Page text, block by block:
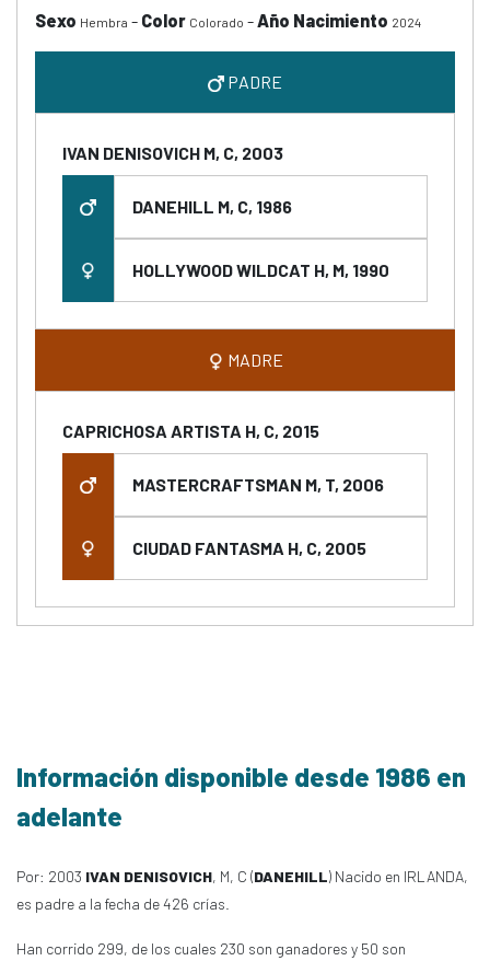
Sexo Hembra - Color Colorado -Año Nacimiento 2024
PADRE
IVAN DENISOVICH M, C, 2003
DANEHILL M, C, 1986
HOLLYWOOD WILDCAT H, M, 1990
MADRE
CAPRICHOSA ARTISTA H, C, 2015
MASTERCRAFTSMAN M, T, 2006
CIUDAD FANTASMA H, C, 2005
Información disponible desde 1986 en
adelante
Por: 2003 IVAN DENISOVICH, M, C (DANEHILL) Nacido en IRLANDA,
es padre a la fecha de 426 crías.
Han corrido 299, de los cuales 230 son ganadores y 50 son